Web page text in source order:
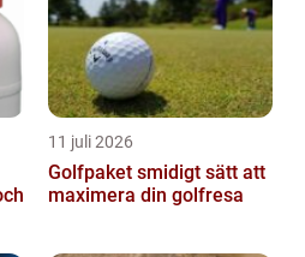
11 juli 2026
Golfpaket smidigt sätt att
maximera din golfresa